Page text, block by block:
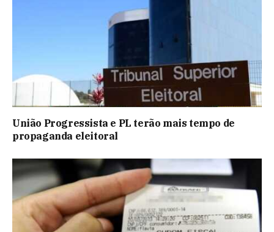
União Progressista e PL terão mais tempo de
propaganda eleitoral